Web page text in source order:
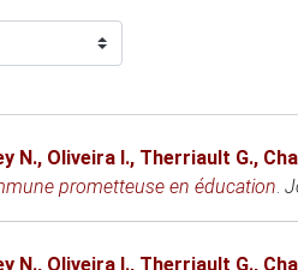
N., Oliveira I., Therriault G.,
prometteuse en éducation.
N., Oliveira I., Therriault G.,